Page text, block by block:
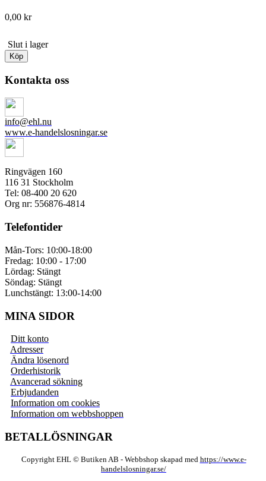
0,00 kr
Slut i lager
Köp
Kontakta oss
info@ehl.nu
www.e-handelslosningar.se
Ringvägen 160
116 31 Stockholm
Tel: 08-400 20 620
Org nr: 556876-4814
Telefontider
Mån-Tors: 10:00-18:00
Fredag: 10:00 - 17:00
Lördag: Stängt
Söndag: Stängt
Lunchstängt: 13:00-14:00
MINA SIDOR
Ditt konto
Adresser
Ändra lösenord
Orderhistorik
Avancerad sökning
Erbjudanden
Information om cookies
Information om webbshoppen
BETALLÖSNINGAR
Copyright EHL © Butiken AB - Webbshop skapad med https://www.e-
handelslosningar.se/